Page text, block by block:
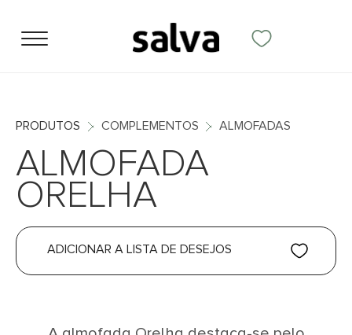
PRODUTOS COMPLEMENTOS ALMOFADAS
ALMOFADA
ORELHA
ADICIONAR A LISTA DE DESEJOS